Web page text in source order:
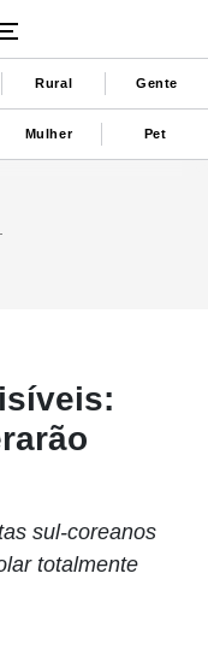
Rural Gente
Mulher Pet
sul-coreanos
totalmente